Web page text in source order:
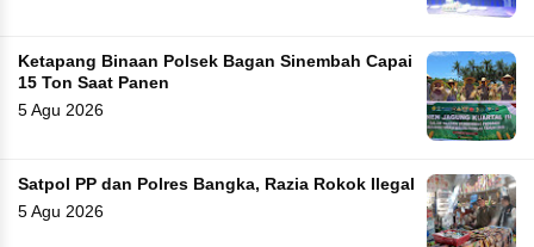
Ketapang Binaan Polsek Bagan Sinembah Capai
15 Ton Saat Panen
5 Agu 2026
Satpol PP dan Polres Bangka, Razia Rokok Ilegal
5 Agu 2026